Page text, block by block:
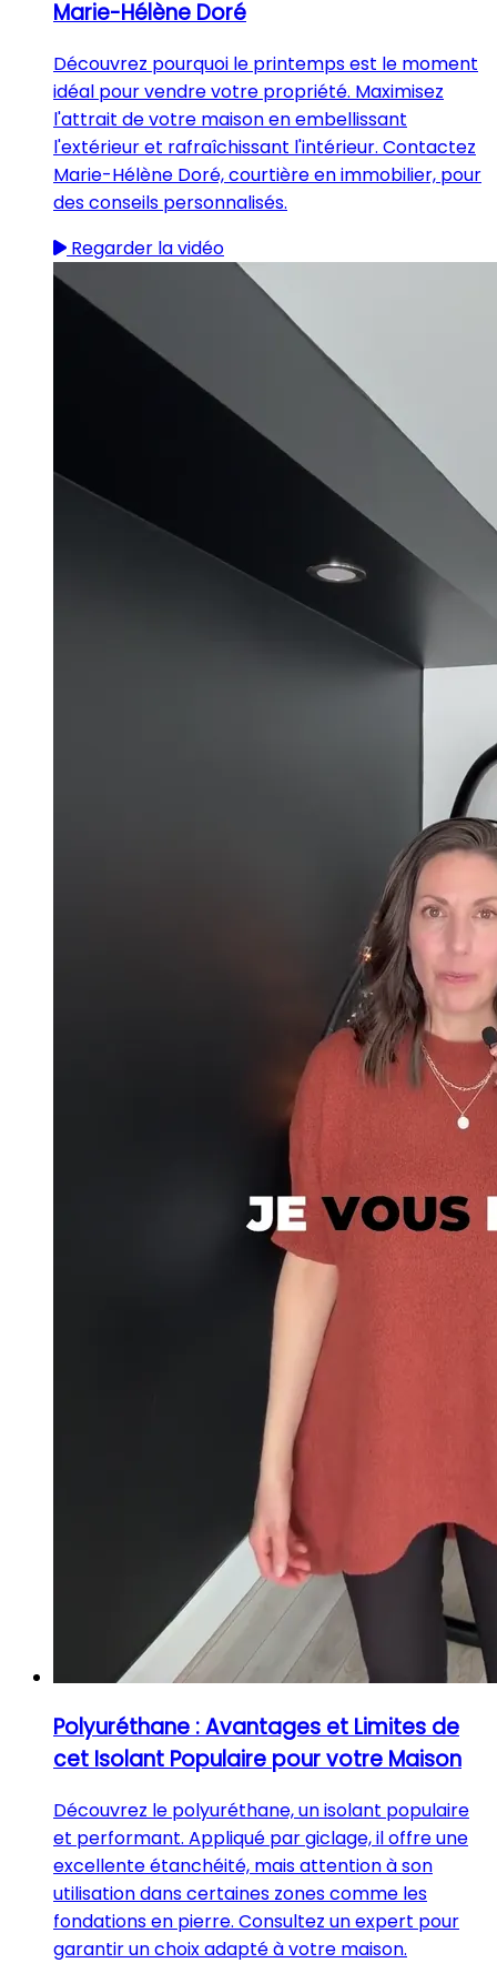
Marie-Hélène Doré
Découvrez pourquoi le printemps est le moment
idéal pour vendre votre propriété. Maximisez
l'attrait de votre maison en embellissant
l'extérieur et rafraîchissant l'intérieur. Contactez
Marie-Hélène Doré, courtière en immobilier, pour
des conseils personnalisés.
Regarder la vidéo
Polyuréthane : Avantages et Limites de
cet Isolant Populaire pour votre Maison
Découvrez le polyuréthane, un isolant populaire
et performant. Appliqué par giclage, il offre une
excellente étanchéité, mais attention à son
utilisation dans certaines zones comme les
fondations en pierre. Consultez un expert pour
garantir un choix adapté à votre maison.